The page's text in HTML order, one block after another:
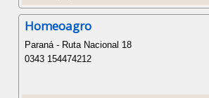
Homeoagro
Paraná - Ruta Nacional 18
0343 154474212